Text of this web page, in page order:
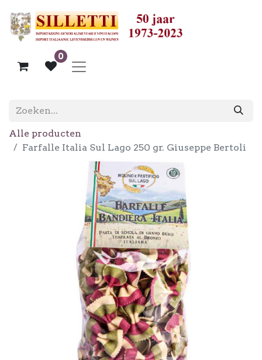
0
Alle producten
Farfalle Italia Sul Lago 250 gr. Giuseppe Bertoli